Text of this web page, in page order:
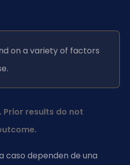
on a variety of factors
results do not
caso dependen de una